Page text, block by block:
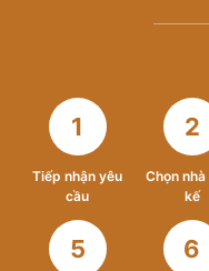
1
Tiếp nhận yêu
cầu
2
Chọn
kế
5 6